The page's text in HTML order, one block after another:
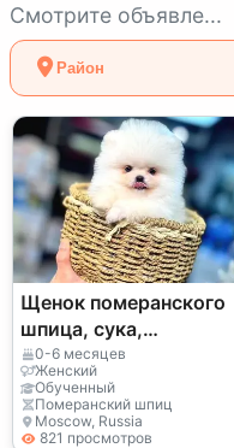
Смотрите объявле...
Район
Щенок померанского
шпица, сука,
спокойный и ласковый
характер
0-6 месяцев
Женский
Обученный
Померанский шпиц
Moscow, Russia
821 просмотров